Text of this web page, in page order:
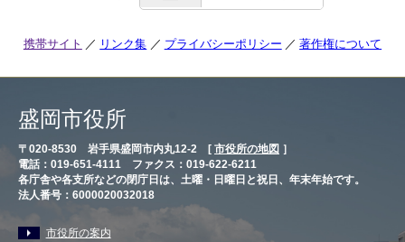
携帯サイト リンク集 プライバシーポリシー 著作権について
盛岡市役所
〒020-8530 岩手県盛岡市内丸12-2 [ 市役所の地図 ］
電話：019-651-4111 ファクス：019-622-6211
各庁舎や各支所などの閉庁日は、土曜・日曜日と祝日、年末年始です。
法人番号：6000020032018
市役所の案内